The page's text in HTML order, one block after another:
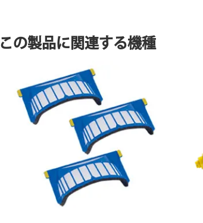
この製品に関連する機種